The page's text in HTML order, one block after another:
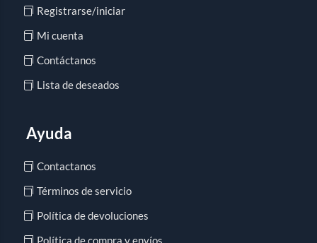
Registrarse/iniciar
Mi cuenta
Contáctanos
Lista de deseados
Ayuda
Contactanos
Términos de servicio
Política de devoluciones